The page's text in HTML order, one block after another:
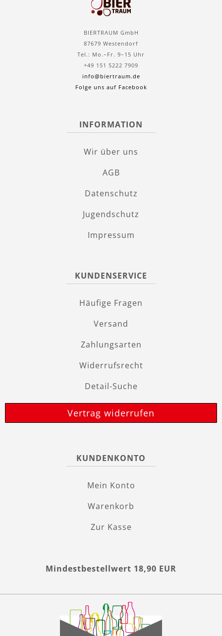
BIERTRAUM GmbH
87679 Westendorf
Tel.: Mo.–Fr. 9–15 Uhr
+49 151 5222 7909
info@biertraum.de
Folge uns auf Facebook
INFORMATION
Wir über uns
AGB
Datenschutz
Jugendschutz
Impressum
KUNDENSERVICE
Häufige Fragen
Versand
Zahlungsarten
Widerrufsrecht
Detail-Suche
Vertrag widerrufen
KUNDENKONTO
Mein Konto
Warenkorb
Zur Kasse
Mindestbestellwert 18,90 EUR